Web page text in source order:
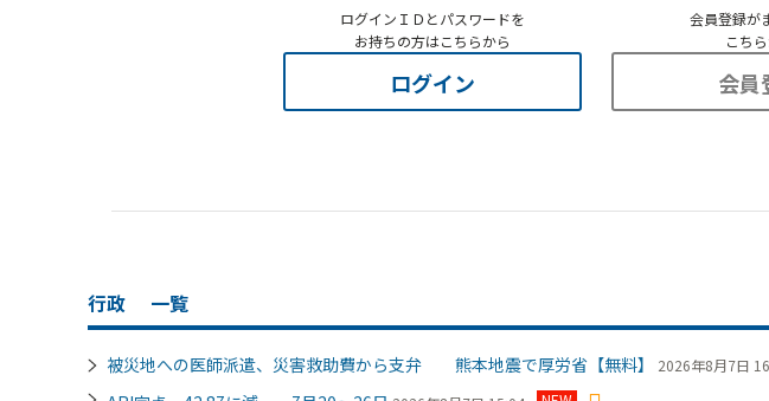
ログインＩＤとパスワードを
お持ちの方はこちらから
ログイン
会員登録が
こち
会員
行政 一覧
被災地への医師派遣、災害救助費から支弁 熊本地震で厚労省【無料】 2026年8月7日